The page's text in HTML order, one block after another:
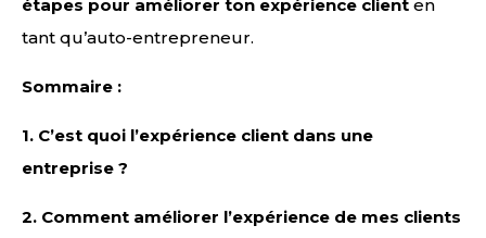
étapes pour améliorer ton expérience client en
tant qu’auto-entrepreneur.
Sommaire :
1. C’est quoi l’expérience client dans une
entreprise ?
2. Comment améliorer l’expérience de mes clients